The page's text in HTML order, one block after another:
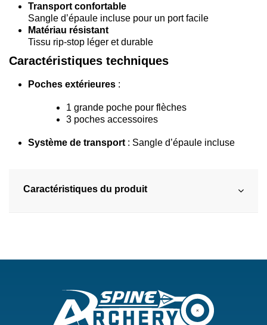
Transport confortable
Sangle d’épaule incluse pour un port facile
Matériau résistant
Tissu rip-stop léger et durable
Caractéristiques techniques
Poches extérieures :
1 grande poche pour flèches
3 poches accessoires
Système de transport : Sangle d’épaule incluse
Caractéristiques du produit